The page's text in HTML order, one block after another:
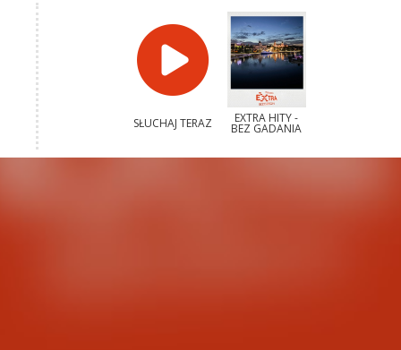
SŁUCHAJ TERAZ EXTRA HITY -
BEZ GADANIA